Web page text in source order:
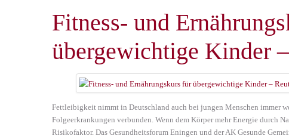
Fitness- und
übergewichtige Kinder
Fettleibigkeit nimmt in Deutschland auch bei jungen Menschen immer
Folgeerkrankungen verbunden. Wenn dem Körper mehr Energie durch
Risikofaktor. Das Gesundheitsforum Eningen und der AK Gesunde